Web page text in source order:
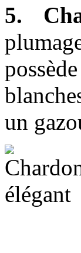
5.
un